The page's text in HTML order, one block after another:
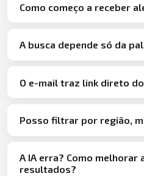
Como começo a receber
A busca depende só da
O e-mail traz link direto
Posso filtrar por região,
A IA erra? Como melhorar
resultados?